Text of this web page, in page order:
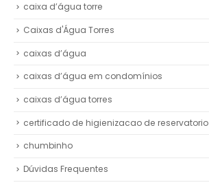
caixa d’água torre
Caixas d'Água Torres
caixas d’água
caixas d’água em condomínios
caixas d’água torres
certificado de higienizacao de reservatorio
chumbinho
Dúvidas Frequentes